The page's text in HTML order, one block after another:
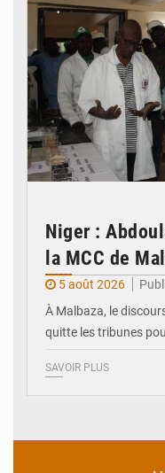
Niger :
la MCC de
5 août 2026
À Malbaza, le
quitte les tribunes
SAVOIR PLUS